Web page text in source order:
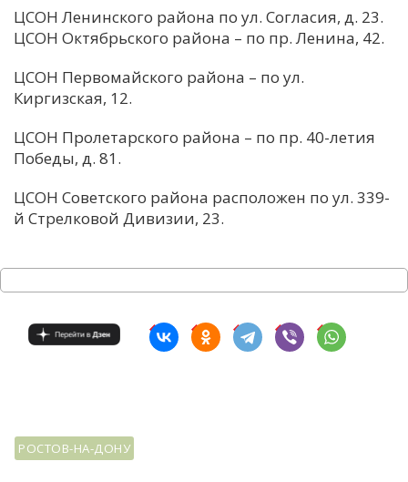
М
Н
У
ЦСОН Ленинского района по ул. Согласия, д. 23.
ЦСОН Октябрьского района – по пр. Ленина, 42.
ЦСОН Первомайского района – по ул.
Киргизская, 12.
ЦСОН Пролетарского района – по пр. 40-летия
Победы, д. 81.
ЦСОН Советского района расположен по ул. 339-
й Стрелковой Дивизии, 23.
РОСТОВ-НА-ДОНУ